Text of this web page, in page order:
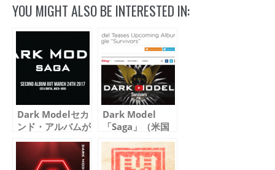
YOU MIGHT ALSO BE INTERESTED IN:
Dark Modelセカ
ンド・アルバムが
(2/12更新）
Dark Model
「Saga」（米国
アルバム・レビュ
ー紹介 第一弾